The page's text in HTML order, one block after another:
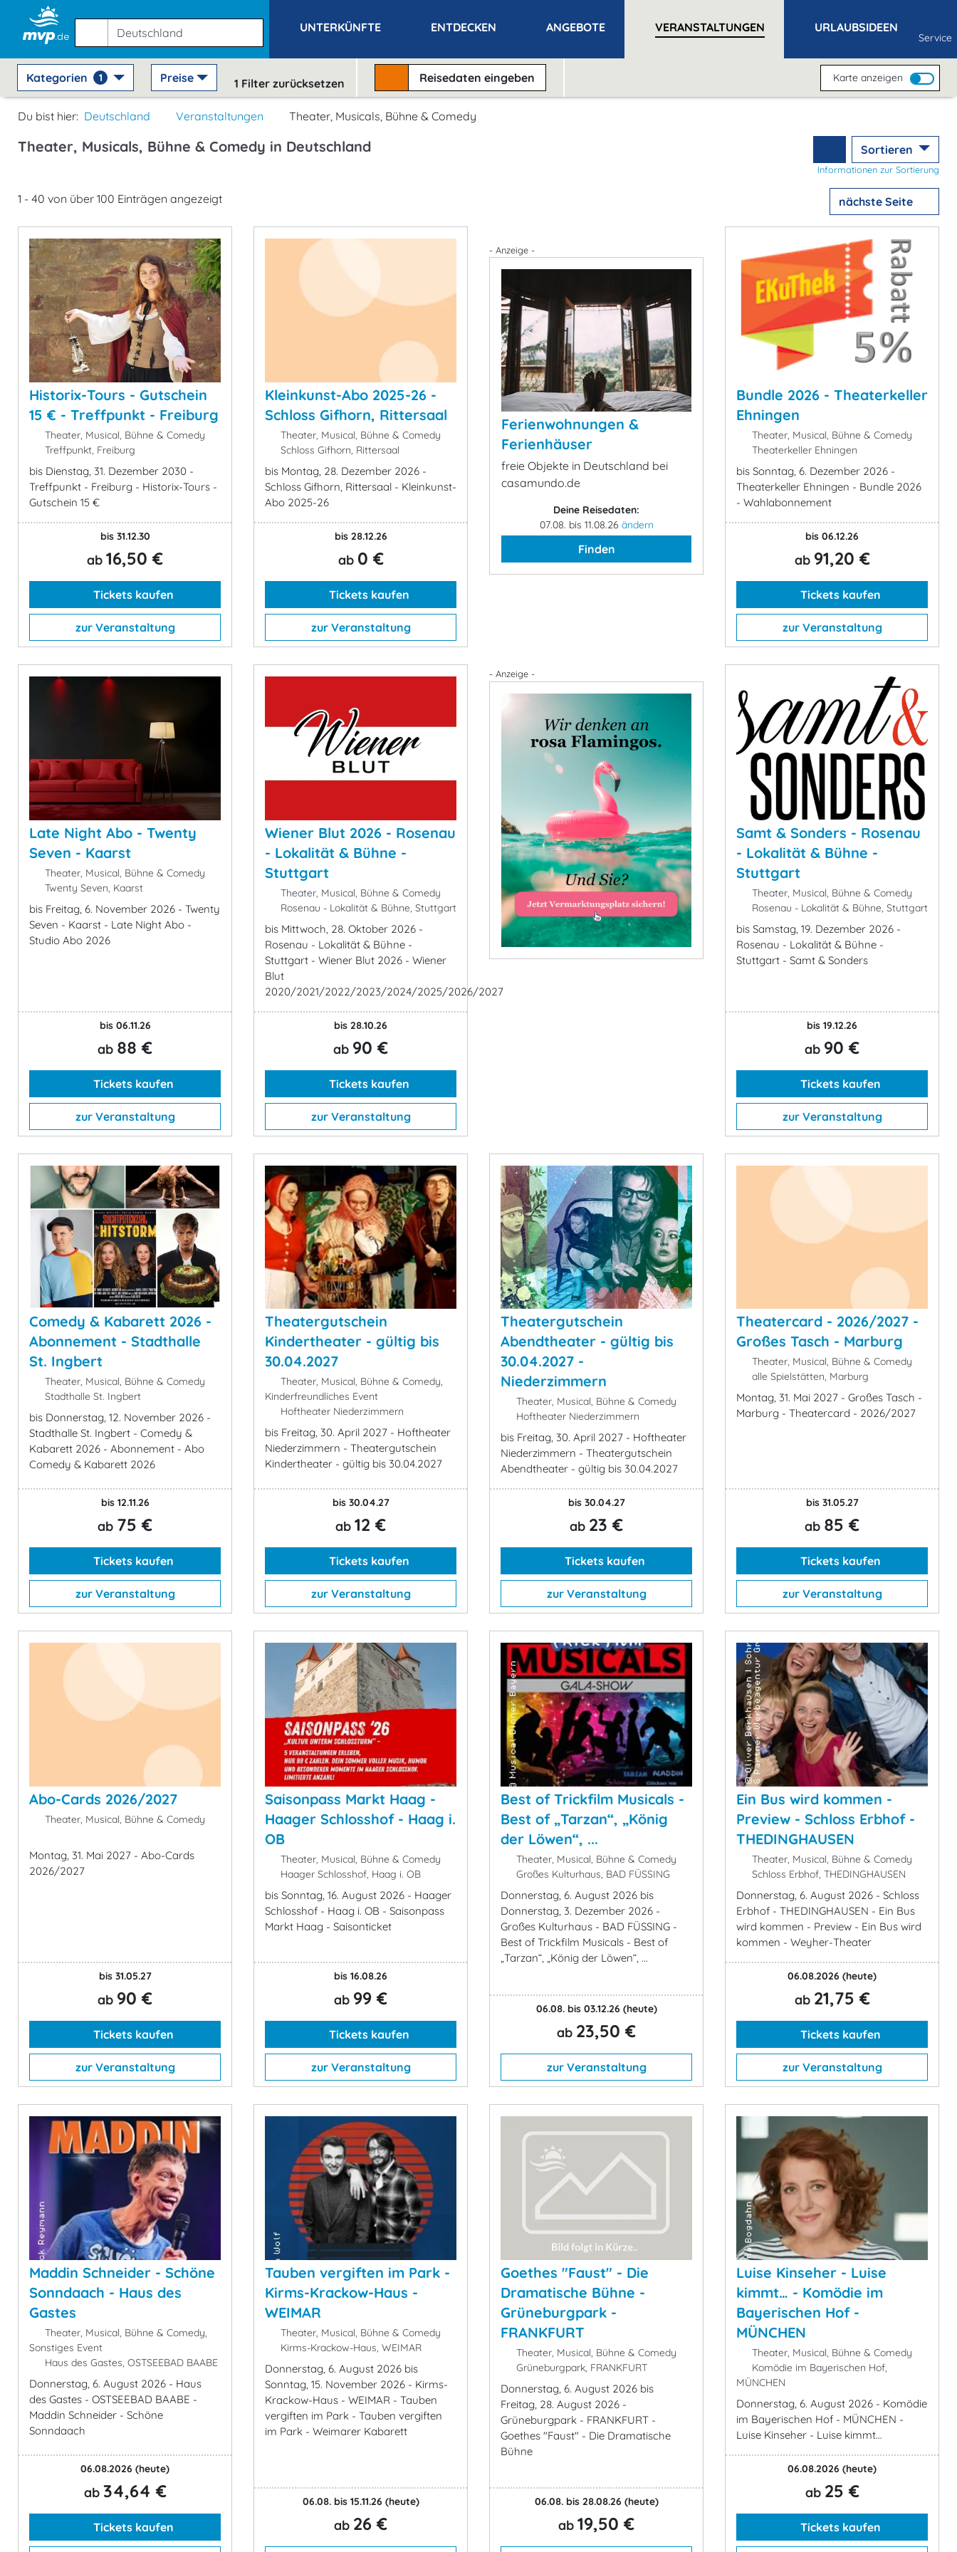
UNTERKÜNFTE ENTDECKEN ANGEBOTE VERANSTALTUNGEN URLAUBSIDEEN
Service
Kategorien 1 Preise 1 Filter zurücksetzen Reisedateneingeben Karte anzeigen
Du bist hier: Deutschland Veranstaltungen Theater, Musicals, Bühne & Comedy
Theater, Musicals, Bühne & Comedy in Deutschland Sortieren
Informationen zur Sortierung
1 - 40 von über 100 Einträgen angezeigt nächste Seite
Historix-Tours - Gutschein
15 € - Treffpunkt - Freiburg
Theater, Musical, Bühne & Comedy
Treffpunkt, Freiburg
bis Dienstag, 31. Dezember 2030 -
Treffpunkt - Freiburg - Historix-Tours -
Gutschein 15 €
bis 31.12.30
ab 16,50 €
Tickets kaufen
zur Veranstaltung
Kleinkunst-Abo 2025-26 -
Schloss Gifhorn, Rittersaal
Theater, Musical, Bühne & Comedy
Schloss Gifhorn, Rittersaal
bis Montag, 28. Dezember 2026 -
Schloss Gifhorn, Rittersaal - Kleinkunst-
Abo 2025-26
bis 28.12.26
ab 0 €
Tickets kaufen
zur Veranstaltung
- Anzeige -
Ferienwohnungen &
Ferienhäuser
freie Objekte in Deutschland bei
casamundo.de
Deine Reisedaten:
07.08. bis 11.08.26 ändern
Finden
Bundle 2026 - Theaterkeller
Ehningen
Theater, Musical, Bühne & Comedy
Theaterkeller Ehningen
bis Sonntag, 6. Dezember 2026 -
Theaterkeller Ehningen - Bundle 2026
- Wahlabonnement
bis 06.12.26
ab 91,20 €
Tickets kaufen
zur Veranstaltung
Late Night Abo - Twenty
Seven - Kaarst
Theater, Musical, Bühne & Comedy
Twenty Seven, Kaarst
bis Freitag, 6. November 2026 - Twenty
Seven - Kaarst - Late Night Abo -
Studio Abo 2026
bis 06.11.26
ab 88 €
Tickets kaufen
zur Veranstaltung
Wiener Blut 2026 - Rosenau
- Lokalität & Bühne -
Stuttgart
Theater, Musical, Bühne & Comedy
Rosenau - Lokalität & Bühne, Stuttgart
bis Mittwoch, 28. Oktober 2026 -
Rosenau - Lokalität & Bühne -
Stuttgart - Wiener Blut 2026 - Wiener
Blut
2020/2021/2022/2023/2024/2025/2026/2027
bis 28.10.26
ab 90 €
Tickets kaufen
zur Veranstaltung
- Anzeige -
Samt & Sonders - Rosenau
- Lokalität & Bühne -
Stuttgart
Theater, Musical, Bühne & Comedy
Rosenau - Lokalität & Bühne, Stuttgart
bis Samstag, 19. Dezember 2026 -
Rosenau - Lokalität & Bühne -
Stuttgart - Samt & Sonders
bis 19.12.26
ab 90 €
Tickets kaufen
zur Veranstaltung
Comedy & Kabarett 2026 -
Abonnement - Stadthalle
St. Ingbert
Theater, Musical, Bühne & Comedy
Stadthalle St. Ingbert
bis Donnerstag, 12. November 2026 -
Stadthalle St. Ingbert - Comedy &
Kabarett 2026 - Abonnement - Abo
Comedy & Kabarett 2026
bis 12.11.26
ab 75 €
Tickets kaufen
zur Veranstaltung
Theatergutschein
Kindertheater - gültig bis
30.04.2027
Theater, Musical, Bühne & Comedy,
Kinderfreundliches Event
Hoftheater Niederzimmern
bis Freitag, 30. April 2027 - Hoftheater
Niederzimmern - Theatergutschein
Kindertheater - gültig bis 30.04.2027
bis 30.04.27
ab 12 €
Tickets kaufen
zur Veranstaltung
Theatergutschein
Abendtheater - gültig bis
30.04.2027 -
Niederzimmern
Theater, Musical, Bühne & Comedy
Hoftheater Niederzimmern
bis Freitag, 30. April 2027 - Hoftheater
Niederzimmern - Theatergutschein
Abendtheater - gültig bis 30.04.2027
bis 30.04.27
ab 23 €
Tickets kaufen
zur Veranstaltung
Theatercard - 2026/2027 -
Großes Tasch - Marburg
Theater, Musical, Bühne & Comedy
alle Spielstätten, Marburg
Montag, 31. Mai 2027 - Großes Tasch -
Marburg - Theatercard - 2026/2027
bis 31.05.27
ab 85 €
Tickets kaufen
zur Veranstaltung
Abo-Cards 2026/2027
Theater, Musical, Bühne & Comedy
Montag, 31. Mai 2027 - Abo-Cards
2026/2027
bis 31.05.27
ab 90 €
Tickets kaufen
zur Veranstaltung
Saisonpass Markt Haag -
Haager Schlosshof - Haag i.
OB
Theater, Musical, Bühne & Comedy
Haager Schlosshof, Haag i. OB
bis Sonntag, 16. August 2026 - Haager
Schlosshof - Haag i. OB - Saisonpass
Markt Haag - Saisonticket
bis 16.08.26
ab 99 €
Tickets kaufen
zur Veranstaltung
Best of Trickfilm Musicals -
Best of „Tarzan“, „König
der Löwen“, ...
Theater, Musical, Bühne & Comedy
Großes Kulturhaus, BAD FÜSSING
Donnerstag, 6. August 2026 bis
Donnerstag, 3. Dezember 2026 -
Großes Kulturhaus - BAD FÜSSING -
Best of Trickfilm Musicals - Best of
„Tarzan“, „König der Löwen“, ...
06.08. bis 03.12.26 (heute)
ab 23,50 €
zur Veranstaltung
Ein Bus wird kommen -
Preview - Schloss Erbhof -
THEDINGHAUSEN
Theater, Musical, Bühne & Comedy
Schloss Erbhof, THEDINGHAUSEN
Donnerstag, 6. August 2026 - Schloss
Erbhof - THEDINGHAUSEN - Ein Bus
wird kommen - Preview - Ein Bus wird
kommen - Weyher-Theater
06.08.2026 (heute)
ab 21,75 €
Tickets kaufen
zur Veranstaltung
Maddin Schneider - Schöne
Sonndaach - Haus des
Gastes
Theater, Musical, Bühne & Comedy,
Sonstiges Event
Haus des Gastes, OSTSEEBAD BAABE
Donnerstag, 6. August 2026 - Haus
des Gastes - OSTSEEBAD BAABE -
Maddin Schneider - Schöne
Sonndaach
06.08.2026 (heute)
ab 34,64 €
Tickets kaufen
Tauben vergiften im Park -
Kirms-Krackow-Haus -
WEIMAR
Theater, Musical, Bühne & Comedy
Kirms-Krackow-Haus, WEIMAR
Donnerstag, 6. August 2026 bis
Sonntag, 15. November 2026 - Kirms-
Krackow-Haus - WEIMAR - Tauben
vergiften im Park - Tauben vergiften
im Park - Weimarer Kabarett
06.08. bis 15.11.26 (heute)
ab 26 €
Goethes "Faust" - Die
Dramatische Bühne -
Grüneburgpark -
FRANKFURT
Theater, Musical, Bühne & Comedy
Grüneburgpark, FRANKFURT
Donnerstag, 6. August 2026 bis
Freitag, 28. August 2026 -
Grüneburgpark - FRANKFURT -
Goethes "Faust" - Die Dramatische
Bühne
06.08. bis 28.08.26 (heute)
ab 19,50 €
Luise Kinseher - Luise
kimmt… - Komödie im
Bayerischen Hof -
MÜNCHEN
Theater, Musical, Bühne & Comedy
Komödie im Bayerischen Hof,
MÜNCHEN
Donnerstag, 6. August 2026 - Komödie
im Bayerischen Hof - MÜNCHEN -
Luise Kinseher - Luise kimmt…
06.08.2026 (heute)
ab 25 €
Tickets kaufen